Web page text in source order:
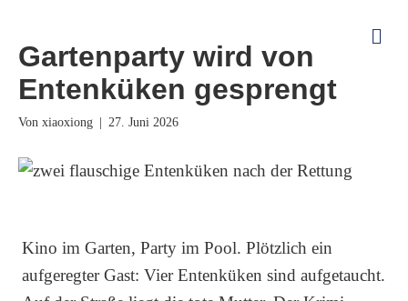
Gartenparty wird von
Entenküken gesprengt
Von 27. Juni 2026
Kino im Garten, Party im Pool. Plötzlich ein
aufgeregter Gast: Vier Entenküken sind aufgetaucht.